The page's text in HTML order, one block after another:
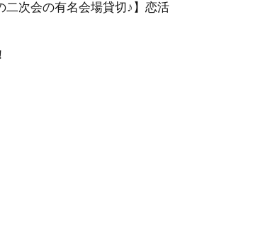
次会の有名会場貸切♪】恋活